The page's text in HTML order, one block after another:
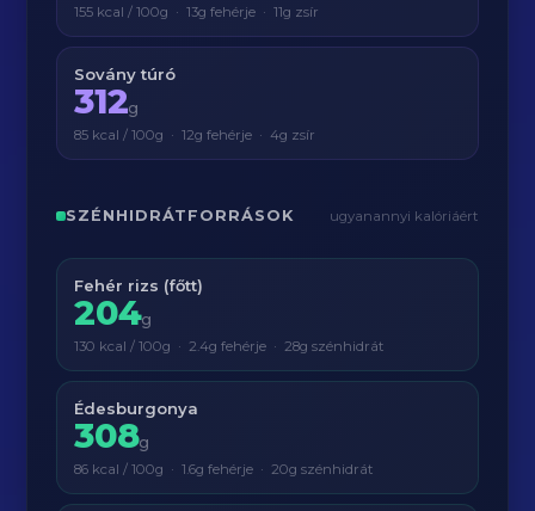
155 kcal / 100g · 13g fehérje · 11g zsír
Sovány túró
312g
85 kcal / 100g · 12g fehérje · 4g zsír
SZÉNHIDRÁTFORRÁSOK ugyanannyi kalóriáért
Fehér rizs (főtt)
204g
130 kcal / 100g · 2.4g fehérje · 28g szénhidrát
Édesburgonya
308g
86 kcal / 100g · 1.6g fehérje · 20g szénhidrát